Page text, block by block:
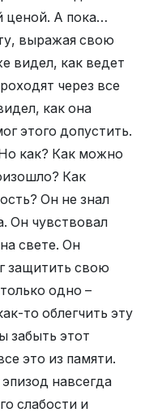
ценой. А пока…
выражая свою
видел, как ведет
через все
как она
этого допустить.
как? Как можно
Как
Он не знал
Он чувствовал
свете. Он
защитить свою
одно –
то облегчить эту
забыть этот
это из памяти.
навсегда
слабости и